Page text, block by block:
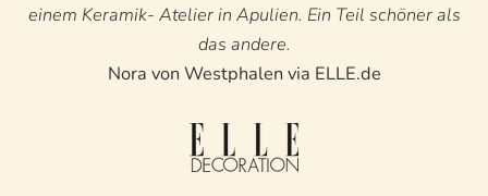
einem Keramik- Atelier in Apulien. Ein Teil schöner als
das andere.
Nora von Westphalen via ELLE.de